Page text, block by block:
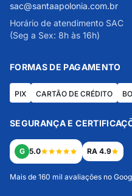
sac@santaapolonia.com.br
Horário de atendimento SAC
(Seg a Sex: 8h às 16h)
FORMAS DE PAGAMENTO
PIX CARTÃO DE CRÉDITO
SEGURANÇA E
G 5.0 RA 4.9
Mais de 160 mil avaliações no